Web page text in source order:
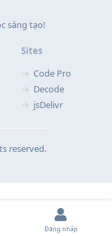
sáng tạo!
Sites
Code Pro
Decode
jsDelivr
reserved.
Đăng nhập